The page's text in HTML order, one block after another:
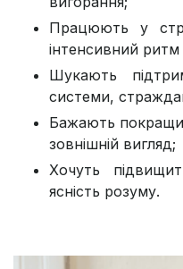
Працюють у
інтенсивний
Шукають
системи,
Бажають
зовнішній вигляд;
Хочуть
ясність розуму.